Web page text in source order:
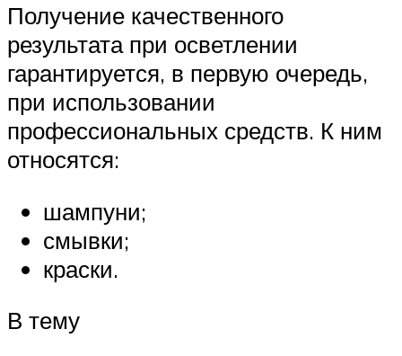
Получение качественного
результата при осветлении
гарантируется, в первую очередь,
при использовании
профессиональных средств. К ним
относятся:
шампуни;
смывки;
краски.
В тему